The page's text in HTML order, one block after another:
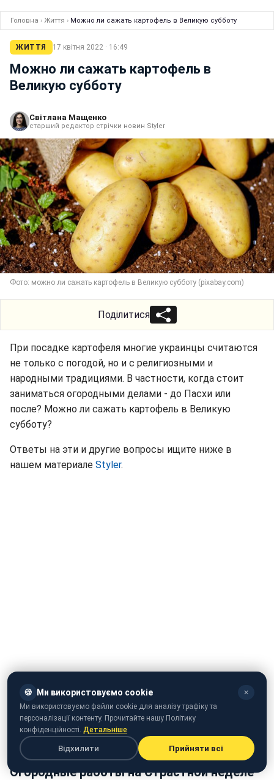
Головна › Життя › Можно ли сажать картофель в Великую субботу
ЖИТТЯ 17 квітня 2022 · 16:49
Можно ли сажать картофель в
Великую субботу
Світлана Мащенко
старший редактор стрічки новин Styler
Фото: можно ли сажать картофель в Великую субботу (pixabay.com)
Поділитися
При посадке картофеля многие украинцы считаются
не только с погодой, но и с религиозными и
народными традициями. В частности, когда стоит
заниматься огородными делами - до Пасхи или
после? Можно ли сажать картофель в Великую
субботу?
Ответы на эти и другие вопросы ищите ниже в
нашем материале Styler.
Огородные работы на Страстной неделе
🍪 Ми використовуємо cookie ✕
Ми використовуємо файли cookie для аналізу трафіку та
персоналізації контенту. Прочитайте нашу Політику
конфіденційності. Детальніше
Відхилити Прийняти всі